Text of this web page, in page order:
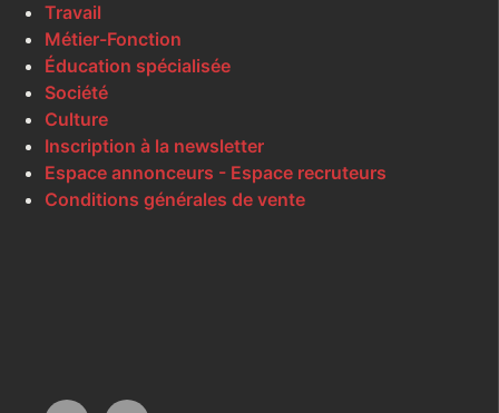
Travail
Métier-Fonction
Éducation spécialisée
Société
Culture
Inscription à la newsletter
Espace annonceurs - Espace recruteurs
Conditions générales de vente